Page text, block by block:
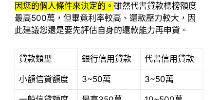
因您的個人條件來決定的。 雖然代書貸款標榜額度
最高500萬，但畢竟利率較高、還款壓力較大，因
此建議您還是要先評估自身的還款能力再申貸。
貸款類型 銀行信用貸款 代書信用貸款
小額信貸額度 3~50萬 3~50萬